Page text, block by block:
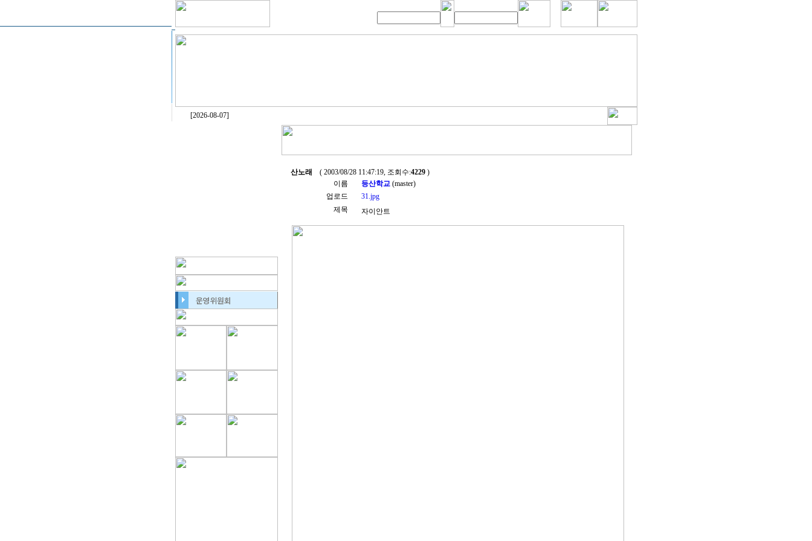
[2026-08-07]
산노래 ( 2003/08/28 11:47:19, 조회수:4229 )
이름
등산학교 (master)
업로드
31.jpg
제목
자이안트